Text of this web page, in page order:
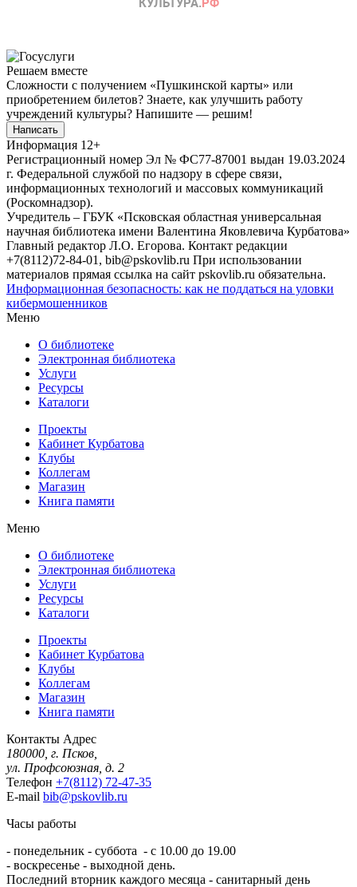
Решаем вместе
Сложности с получением «Пушкинской карты» или
приобретением билетов? Знаете, как улучшить работу
учреждений культуры? Напишите — решим!
Написать
Информация 12+
Регистрационный номер Эл № ФС77-87001 выдан 19.03.2024
г. Федеральной службой по надзору в сфере связи,
информационных технологий и массовых коммуникаций
(Роскомнадзор).
Учредитель – ГБУК «Псковская областная универсальная
научная библиотека имени Валентина Яковлевича Курбатова»
Главный редактор Л.О. Егорова. Контакт редакции
+7(8112)72-84-01, bib@pskovlib.ru При использовании
материалов прямая ссылка на сайт pskovlib.ru обязательна.
Информационная безопасность: как не поддаться на уловки
кибермошенников
Меню
О библиотеке
Электронная библиотека
Услуги
Ресурсы
Каталоги
Проекты
Кабинет Курбатова
Клубы
Коллегам
Магазин
Книга памяти
Меню
О библиотеке
Электронная библиотека
Услуги
Ресурсы
Каталоги
Проекты
Кабинет Курбатова
Клубы
Коллегам
Магазин
Книга памяти
Контакты Адрес
180000, г. Псков,
ул. Профсоюзная, д. 2
Телефон +7(8112) 72-47-35
E-mail bib@pskovlib.ru
Часы работы
- понедельник - суббота - с 10.00 до 19.00
- воскресенье - выходной день.
Последний вторник каждого месяца - санитарный день